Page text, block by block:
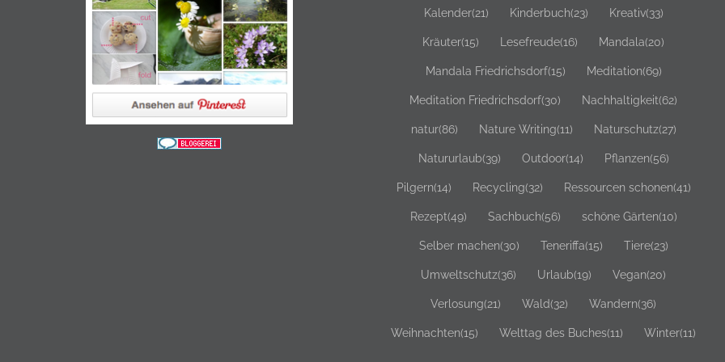
Kalender(21) Kinderbuch(23) Kreativ(33)
Kräuter(15) Lesefreude(16) Mandala(20)
Mandala Friedrichsdorf(15) Meditation(69)
Meditation Friedrichsdorf(30) Nachhaltigkeit(62)
natur(86) Nature Writing(11) Naturschutz(27)
Natururlaub(39) Outdoor(14) Pflanzen(56)
Pilgern(14) Recycling(32) Ressourcen schonen(41)
Rezept(49) Sachbuch(56) schöne Gärten(10)
Selber machen(30) Teneriffa(15) Tiere(23)
Umweltschutz(36) Urlaub(19) Vegan(20)
Verlosung(21) Wald(32) Wandern(36)
Weihnachten(15) Welttag des Buches(11) Winter(11)